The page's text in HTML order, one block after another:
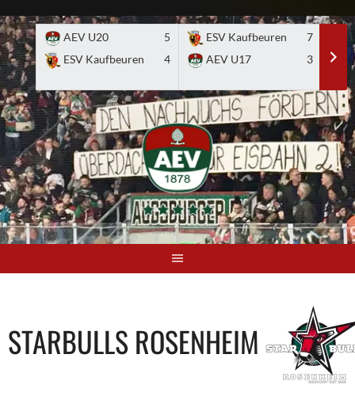
to
content
AEV U20
5
ESV Kaufbeuren
4
ESV Kaufbeuren
7
AEV U17
3
STARBULLS ROSENHEIM